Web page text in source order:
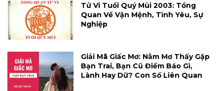
Tử Vi Tuổi Quý Mùi 2003: Tổng
Quan Về Vận Mệnh, Tình Yêu, Sự
Nghiệp
Giải Mã Giấc Mơ: Nằm Mơ Thấy Gặp
Bạn Trai, Bạn Cũ Điềm Báo Gì,
Lành Hay Dữ? Con Số Liên Quan